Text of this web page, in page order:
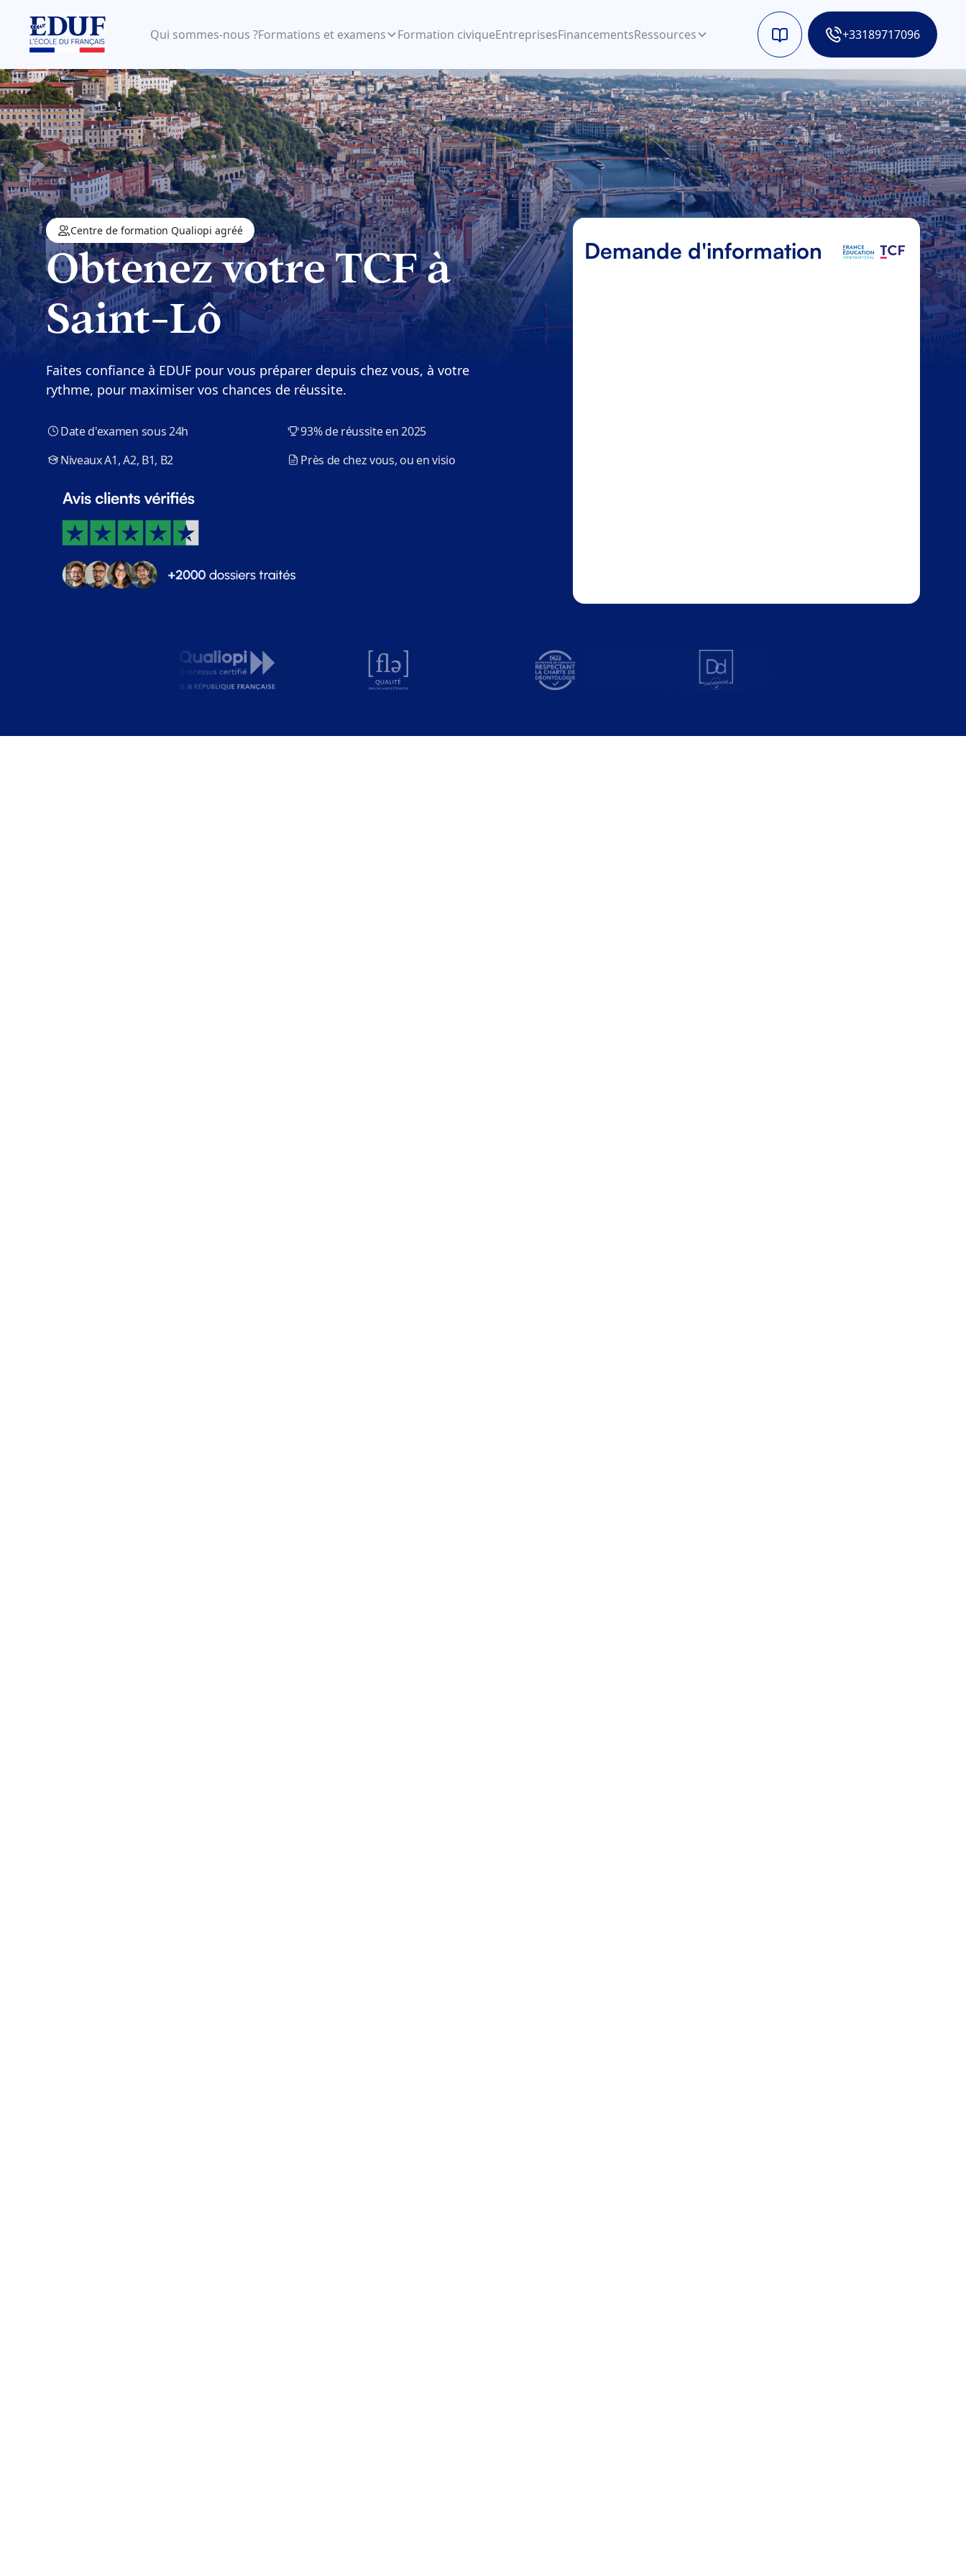
Qui sommes-nous ?Formations et examens Formation civiqueEntreprisesFinancementsRessources +33189717096
Centre de formation Qualiopi agréé
Obtenez votre TCF à
Saint-Lô
Faites confiance à EDUF pour vous préparer depuis chez vous, à votre
rythme, pour maximiser vos chances de réussite.
Date d'examen sous 24h
93% de réussite en 2025
Niveaux A1, A2, B1, B2
Près de chez vous, ou en visio
Demande d'information